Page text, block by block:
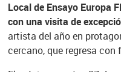
Local de Ensayo Europa
con una visita de
artista del año en
cercano, que regresa con